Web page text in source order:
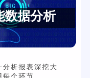
数据分析
统
分析报表深挖大
每个环节